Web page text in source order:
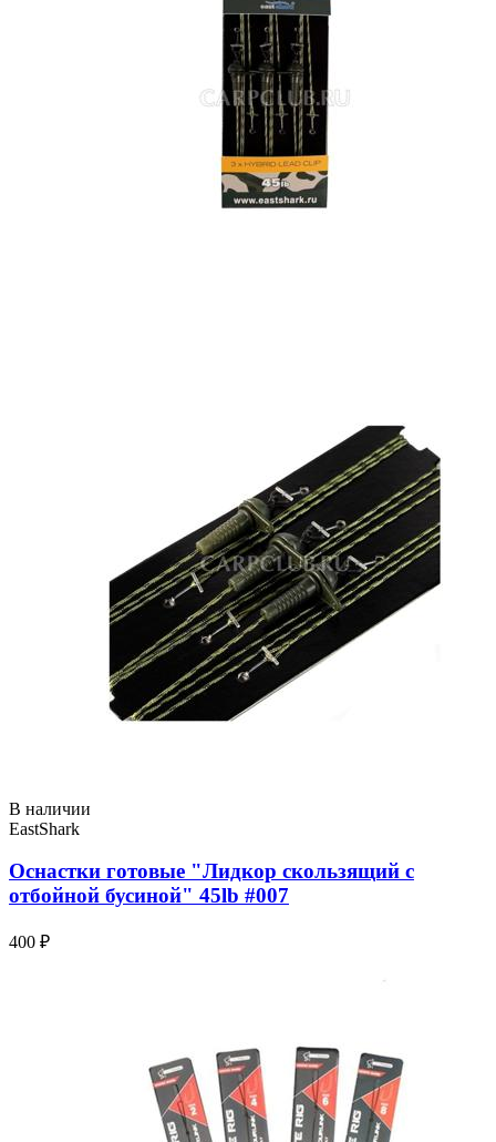
В наличии
EastShark
Оснастки готовые "Лидкор скользящий с
отбойной бусиной" 45lb #007
400 ₽